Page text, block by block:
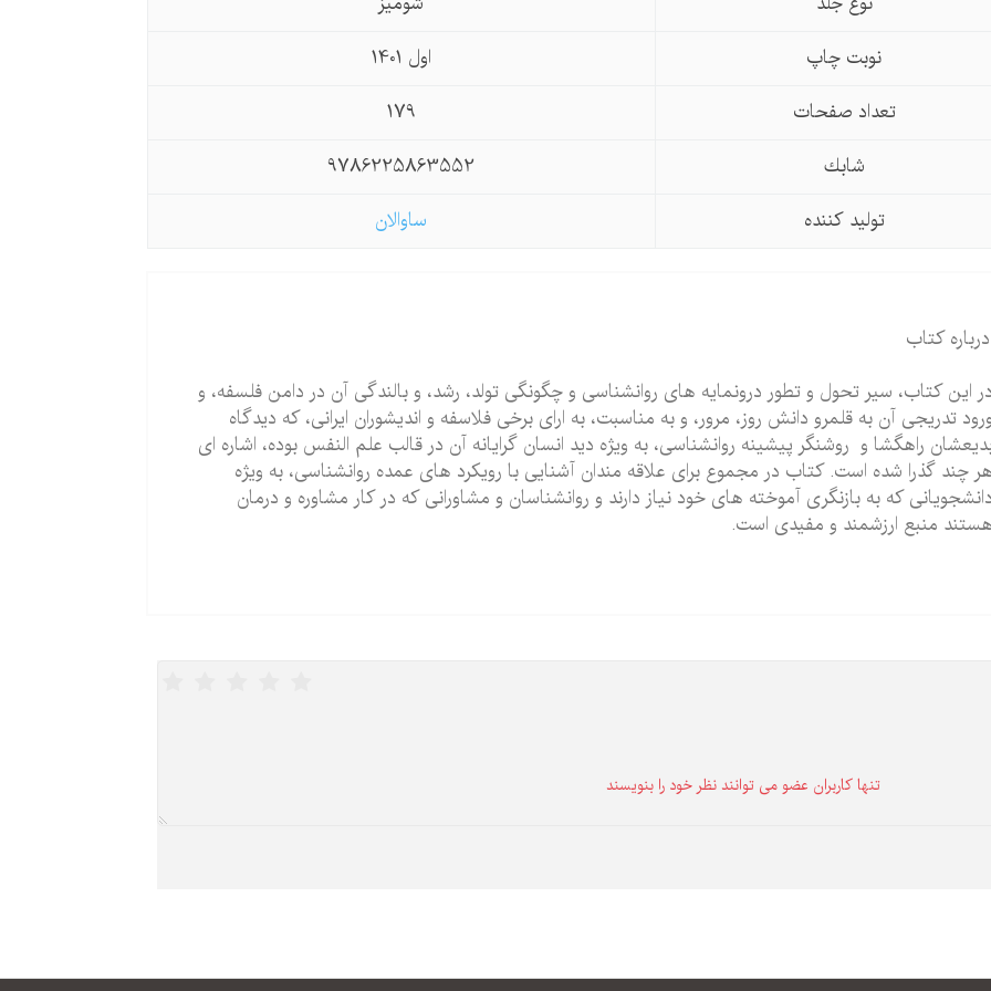
نوبت چاپ
اول 1401
تعداد صفحات
179
شابك
9786225863552
تولید كننده
ساوالان
کتاب
این کتاب، سیر تحول و تطور درونمایه های روانشناسی و چگونگی تولد، رشد، و بالندگی آن در دامن فلسفه، و
تدریجی آن به قلمرو دانش روز، مرور، و به مناسبت، به ارای برخی فلاسفه و اندیشوران ایرانی، که دیدگاه
راهگشا و روشنگر پیشینه روانشناسی، به ویژه دید انسان گرایانه آن در قالب علم النفس بوده، اشاره ای
چند گذرا شده است. کتاب در مجموع برای علاقه مندان آشنایی با رویکرد های عمده روانشناسی، به ویژه
که به بازنگری آموخته های خود نیاز دارند و روانشناسان و مشاورانی که در کار مشاوره و درمان
منبع ارزشمند و مفیدی است.
تنها كاربران عضو می توانند نظر خود را بنویسند